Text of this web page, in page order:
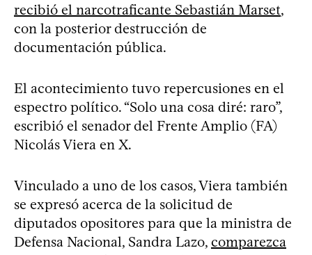
recibió el narcotraficante Sebastián Marset,
con la posterior destrucción de
documentación pública.
El acontecimiento tuvo repercusiones en el
espectro político. “Solo una cosa diré: raro”,
escribió el senador del Frente Amplio (FA)
Nicolás Viera en X.
Vinculado a uno de los casos, Viera también
se expresó acerca de la solicitud de
diputados opositores para que la ministra de
Defensa Nacional, Sandra Lazo, comparezca